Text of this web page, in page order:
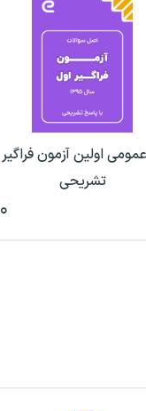
اولین آزمون
تشریحی